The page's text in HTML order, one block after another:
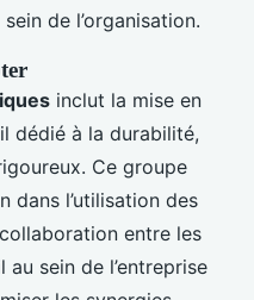
de l’organisation.
inclut la mise en
dédié à la durabilité,
Ce groupe
dans l’utilisation des
entre les
sein de l’entreprise